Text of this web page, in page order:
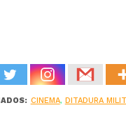
CINEMA, DITADURA